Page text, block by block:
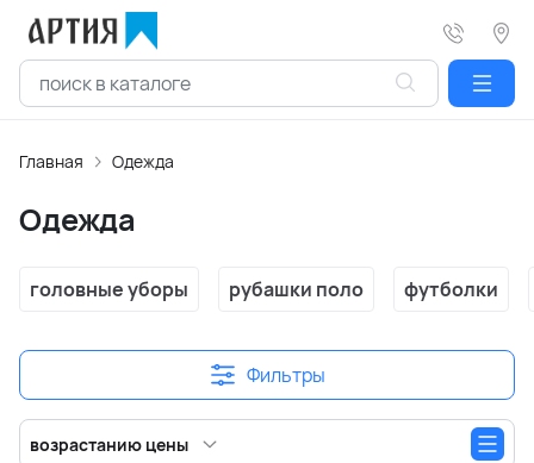
Главная Одежда
Одежда
головные уборы рубашки поло футболки
Фильтры
возрастанию цены